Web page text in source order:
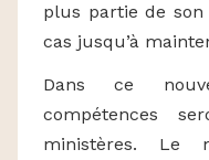
plus partie de son
cas jusqu’à
Dans ce
compétences
ministères. Le